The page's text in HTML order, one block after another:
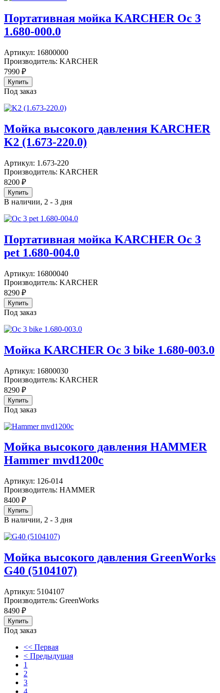
Портативная мойка KARCHER Oc 3
1.680-000.0
Артикул: 16800000
Производитель: KARCHER
7990 ₽
Под заказ
Мойка высокого давления KARCHER
K2 (1.673-220.0)
Артикул: 1.673-220
Производитель: KARCHER
8200 ₽
В наличии, 2 - 3 дня
Портативная мойка KARCHER Oc 3
pet 1.680-004.0
Артикул: 16800040
Производитель: KARCHER
8290 ₽
Под заказ
Мойка KARCHER Oc 3 bike 1.680-003.0
Артикул: 16800030
Производитель: KARCHER
8290 ₽
Под заказ
Мойка высокого давления HAMMER
Hammer mvd1200c
Артикул: 126-014
Производитель: HAMMER
8400 ₽
В наличии, 2 - 3 дня
Мойка высокого давления GreenWorks
G40 (5104107)
Артикул: 5104107
Производитель: GreenWorks
8490 ₽
Под заказ
<< Первая
< Предыдущая
1
2
3